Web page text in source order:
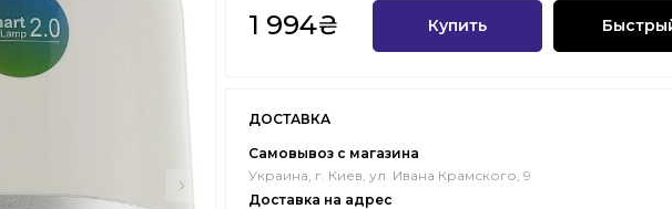
1 994₴ Купить
ДОСТАВКА
Самовывоз с магазина
Украина, г. Киев, ул. Ивана Крамского, 9
Доставка на адрес